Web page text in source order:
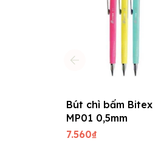
Bút chì bấm Bitex
MP01 0,5mm
7.560₫